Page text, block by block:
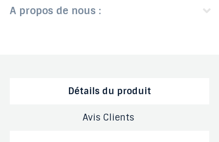
A propos de nous :
Détails du produit
Avis Clients